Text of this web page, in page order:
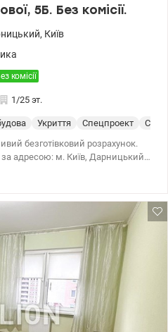
5Б. Без комісії.
, Київ
комісії
1/25 эт.
Укриття Спецпроект
С
безготівковий розрахунок.
адресою: м. Київ, Дарницький
кімнати площею 35,1 кв.м з
опалення є при відключенні
ОСББ. На території ЖК є
профілю, кафе, кав'ярні, слони
інш. для Вашого комфортного
та автобусів - 3 хв, ст.м.
у зручний для Вас час. Ціна
valion.ua/1149241